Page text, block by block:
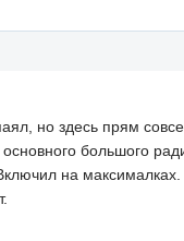
но здесь прям
основного большого
на